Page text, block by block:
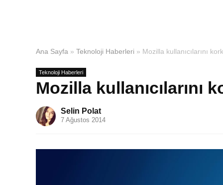
Ana Sayfa » Teknoloji Haberleri » Mozilla kullanıcılarını
Teknoloji Haberleri
Mozilla kullanıcılarını
Selin Polat
7 Ağustos 2014